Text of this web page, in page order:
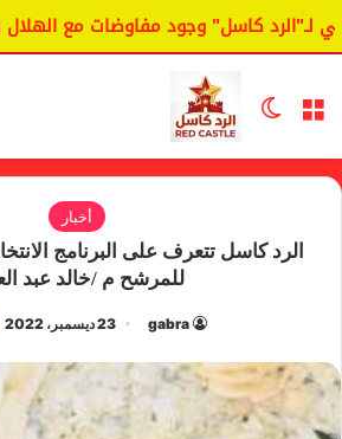
كاسل" وجود مفاوضات مع الهلال
القائمة الوضع المظلم
أخبار
الرد كاسل تتعرف على البرنامج
للمرشح م /خالد عبد
gabra 23 ديسمبر، 2022